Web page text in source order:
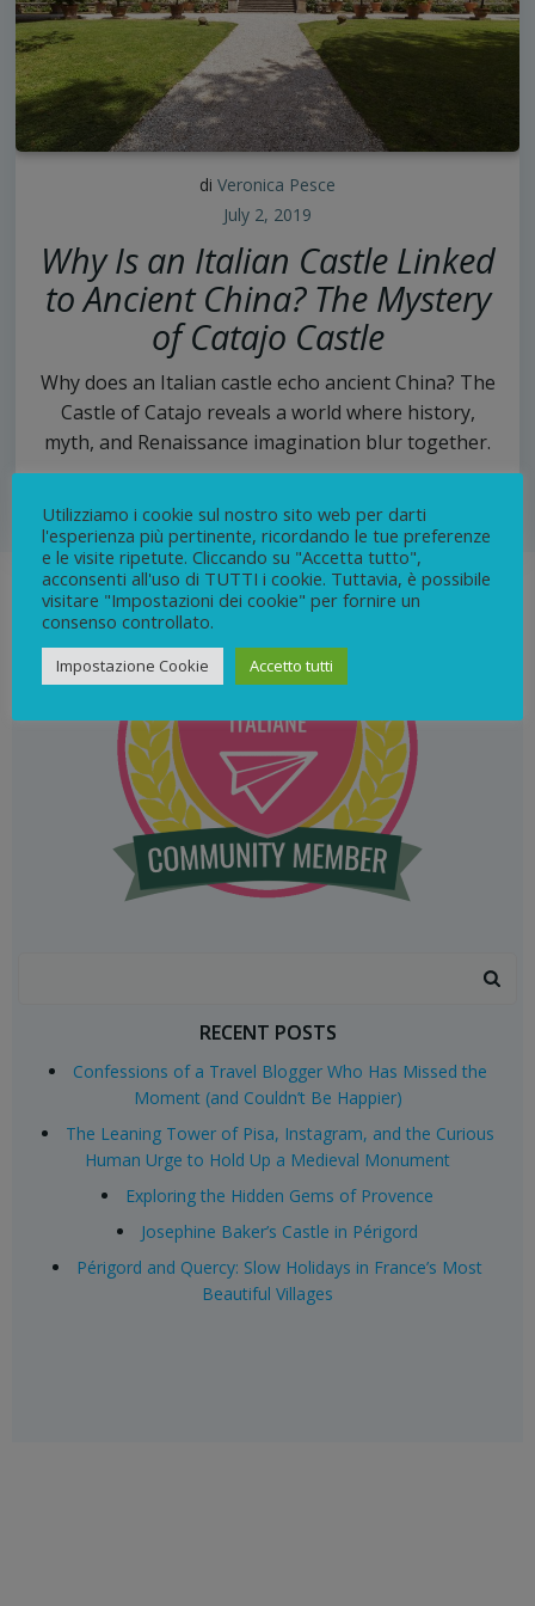
di Veronica Pesce
July 2, 2019
Why Is an Italian Castle Linked
to Ancient China? The Mystery
of Catajo Castle
Why does an Italian castle echo ancient China? The
Castle of Catajo reveals a world where history,
myth, and Renaissance imagination blur together.
0 continua
RECENT POSTS
Confessions of a Travel Blogger Who Has Missed the
Moment (and Couldn’t Be Happier)
The Leaning Tower of Pisa, Instagram, and the Curious
Human Urge to Hold Up a Medieval Monument
Exploring the Hidden Gems of Provence
Josephine Baker’s Castle in Périgord
Périgord and Quercy: Slow Holidays in France’s Most
Beautiful Villages
Utilizziamo i cookie sul nostro sito web per darti
l'esperienza più pertinente, ricordando le tue preferenze
e le visite ripetute. Cliccando su "Accetta tutto",
acconsenti all'uso di TUTTI i cookie. Tuttavia, è possibile
visitare "Impostazioni dei cookie" per fornire un
consenso controllato.
Impostazione Cookie Accetto tutti